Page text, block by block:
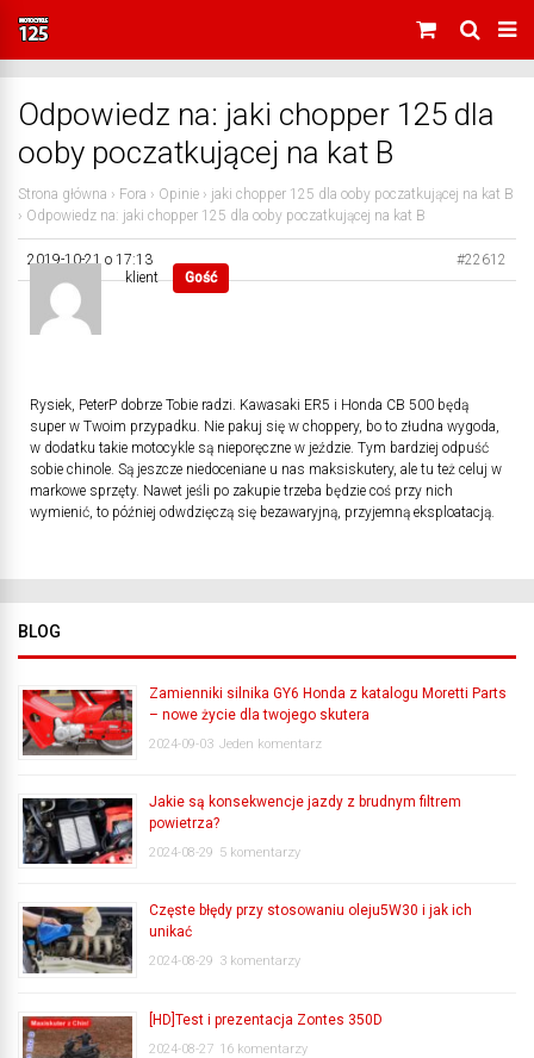
Odpowiedz na: jaki chopper 125 dla
ooby poczatkującej na kat B
Strona główna › Fora › Opinie › jaki chopper 125 dla ooby poczatkującej na kat B
› Odpowiedz na: jaki chopper 125 dla ooby poczatkującej na kat B
2019-10-21 o 17:13
#22612
klient
Gość
Rysiek, PeterP dobrze Tobie radzi. Kawasaki ER5 i Honda CB 500 będą
super w Twoim przypadku. Nie pakuj się w choppery, bo to złudna wygoda,
w dodatku takie motocykle są nieporęczne w jeździe. Tym bardziej odpuść
sobie chinole. Są jeszcze niedoceniane u nas maksiskutery, ale tu też celuj w
markowe sprzęty. Nawet jeśli po zakupie trzeba będzie coś przy nich
wymienić, to później odwdzięczą się bezawaryjną, przyjemną eksploatacją.
BLOG
Zamienniki silnika GY6 Honda z katalogu Moretti Parts
– nowe życie dla twojego skutera
2024-09-03 Jeden komentarz
Jakie są konsekwencje jazdy z brudnym filtrem
powietrza?
2024-08-29 5 komentarzy
Częste błędy przy stosowaniu oleju5W30 i jak ich
unikać
2024-08-29 3 komentarzy
[HD]Test i prezentacja Zontes 350D
2024-08-27 16 komentarzy